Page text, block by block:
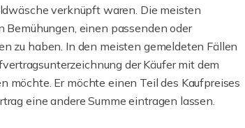
verknüpft waren. Die meisten
Bemühungen, einen passenden oder
zu haben. In den meisten gemeldeten Fällen
der Käufer mit dem
möchte. Er möchte einen Teil des Kaufpreises
eine andere Summe eintragen lassen.